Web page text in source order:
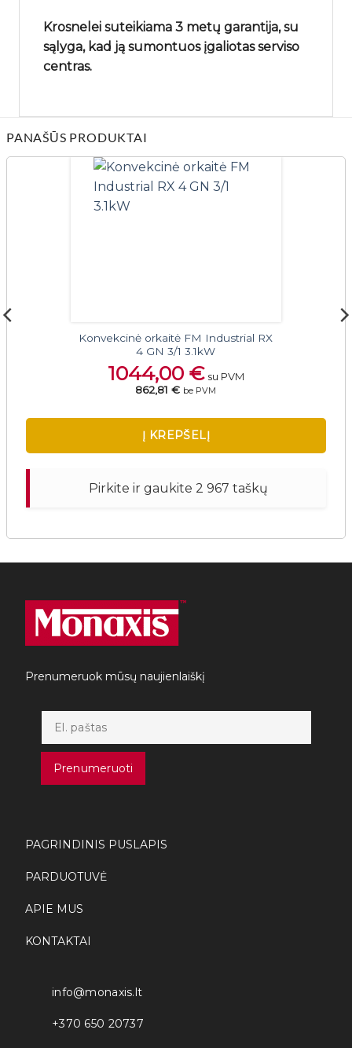
Krosnelei suteikiama 3 metų garantija, su
sąlyga, kad ją sumontuos įgaliotas serviso
centras.
PANAŠŪS PRODUKTAI
Konvekcinė orkaitė FM Industrial RX
4 GN 3/1 3.1kW
1044,00 € su PVM
862,81 € be PVM
Į KREPŠELĮ
Pirkite ir gaukite 2 967 taškų
Prenumeruok mūsų naujienlaiškį
Prenumeruoti
PAGRINDINIS PUSLAPIS
PARDUOTUVĖ
APIE MUS
KONTAKTAI
info@monaxis.lt
+370 650 20737